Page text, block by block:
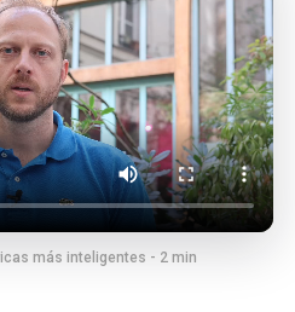
más inteligentes - 2 min